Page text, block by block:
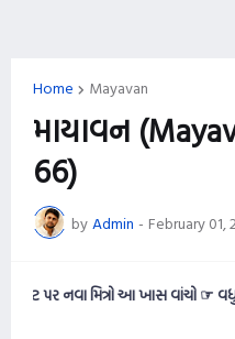
Home Mayavan
માયાવન
66)
byAdmin - February 01,
મિત્રો આ ખાસ વાંચો ☞ વધુ વાંચન